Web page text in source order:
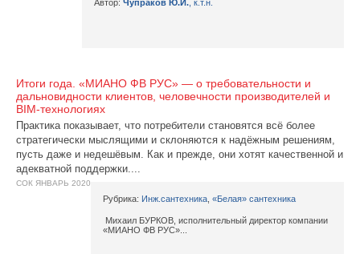
Автор: Чупраков Ю.И. , к.т.н.
Итоги года. «МИАНО ФВ РУС» — о требовательности и
дальновидности клиентов, человечности производителей и
BIM-технологиях
Практика показывает, что потребители становятся всё более
стратегически мыслящими и склоняются к надёжным решениям,
пусть даже и недешёвым. Как и прежде, они хотят качественной и
адекватной поддержки....
СОК ЯНВАРЬ 2020
Рубрика: Инж.сантехника «Белая» сантехника
Михаил БУРКОВ, исполнительный директор компании
«МИАНО ФВ РУС»...